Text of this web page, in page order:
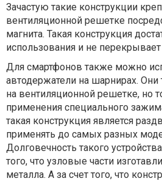
Зачастую такие конструкции
вентиляционной решетке
магнита. Такая конструкция
использования и не
Для смартфонов также можно
автодержатели на шарнирах. Они
на вентиляционной решетке, но
применения специального
такая конструкция является
применять до самых разных
Долговечность такого
того, что узловые части
металла. А за счет того, что